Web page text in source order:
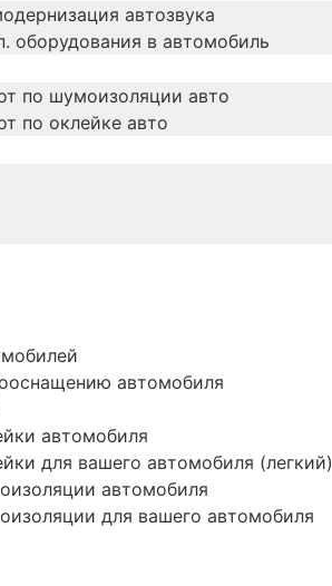
автозвука
оборудования в автомобиль
по шумоизоляции авто
по оклейке авто
автомобиля
автомобиля
для вашего автомобиля (легкий)
автомобиля
для вашего автомобиля